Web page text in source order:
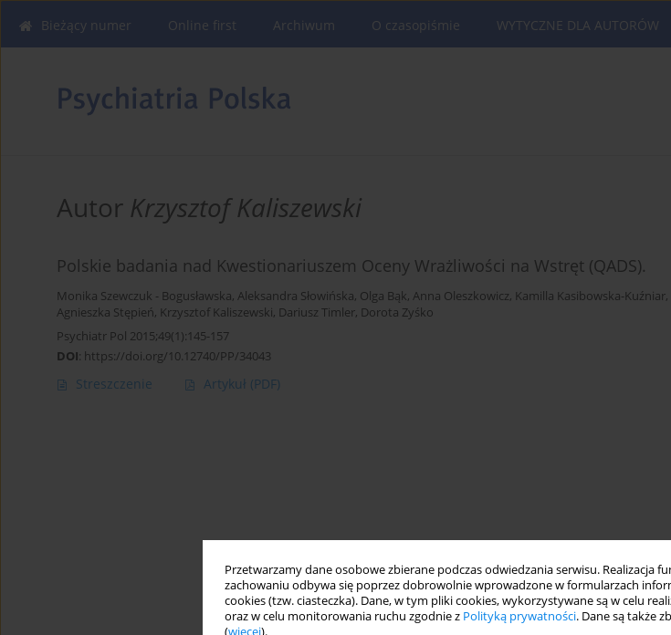
Przetwarzamy dane osobowe zbierane podczas odwiedzania serwisu. Realizacja
zachowaniu odbywa się poprzez dobrowolnie wprowadzone w formularzach
cookies (tzw. ciasteczka). Dane, w tym pliki cookies, wykorzystywane są w celu
oraz w celu monitorowania ruchu zgodnie z Polityką prywatności. Dane są także
(więcej).
Bieżący numer Online first Archiwum O czasopiśmie WYTYCZNE DLA AUTORÓW
Autor Krzysztof Kaliszewski
Polskie badania nad Kwestionariuszem Oceny Wrażliwości na Wstręt (QADS).
Monika Szewczuk - Bogusławska, Aleksandra Słowińska, Olga Bąk, Anna Oleszkowicz, Kamilla Kasibowska-Kuźniar,
Agnieszka Stępień, Krzysztof Kaliszewski, Dariusz Timler, Dorota Zyśko
Psychiatr Pol 2015;49(1):145-157
DOI: https://doi.org/10.12740/PP/34043
Streszczenie Artykuł (PDF)